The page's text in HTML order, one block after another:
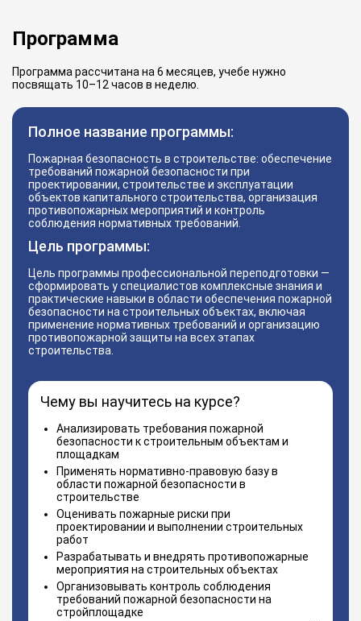
Программа
Программа рассчитана на 6 месяцев, учебе нужно
посвящать 10–12 часов в неделю.
Полное название программы:
Пожарная безопасность в строительстве: обеспечение
требований пожарной безопасности при
проектировании, строительстве и эксплуатации
объектов капитального строительства, организация
противопожарных мероприятий и контроль
соблюдения нормативных требований.
Цель программы:
Цель программы профессиональной переподготовки —
сформировать у специалистов комплексные знания и
практические навыки в области обеспечения пожарной
безопасности на строительных объектах, включая
применение нормативных требований и организацию
противопожарной защиты на всех этапах
строительства.
Чему вы научитесь на курсе?
Анализировать требования пожарной
безопасности к строительным объектам и
площадкам
Применять нормативно-правовую базу в
области пожарной безопасности в
строительстве
Оценивать пожарные риски при
проектировании и выполнении строительных
работ
Разрабатывать и внедрять противопожарные
мероприятия на строительных объектах
Организовывать контроль соблюдения
требований пожарной безопасности на
стройплощадке